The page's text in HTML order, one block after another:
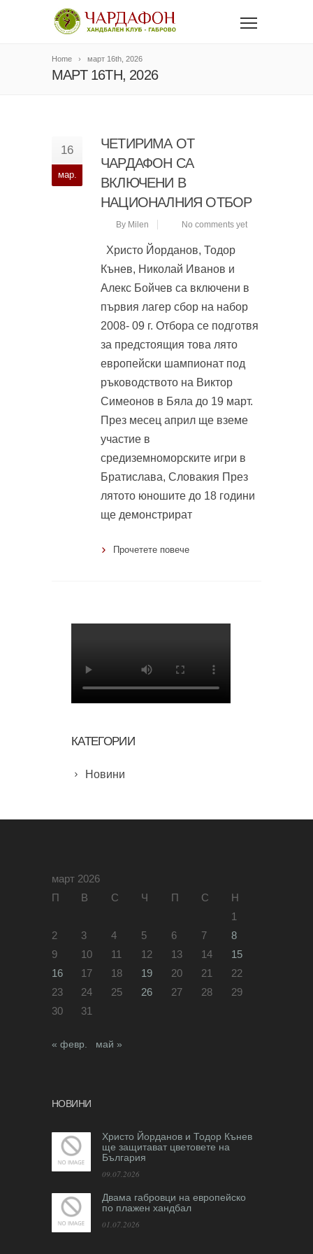
Home март 16th, 2026
МАРТ 16TH, 2026
16
мар.
ЧЕТИРИМА ОТ
ЧАРДАФОН СА
ВКЛЮЧЕНИ В
НАЦИОНАЛНИЯ ОТБОР
By Milen No comments yet
Христо Йорданов, Тодор
Кънев, Николай Иванов и
Алекс Бойчев са включени в
първия лагер сбор на набор
2008- 09 г. Отбора се подготвя
за предстоящия това лято
европейски шампионат под
ръководството на Виктор
Симеонов в Бяла до 19 март.
През месец април ще вземе
участие в
средиземноморските игри в
Братислава, Словакия През
лятото юношите до 18 години
ще демонстрират
Прочетете повече
КАТЕГОРИИ
Новини
март 2026
П
В С Ч П С
Н
1
2
3 4 5 6 7
8
9
10 11 12 13 14
15
16
17 18 19 20 21
22
23
24 25 26 27 28
29
30
31
« февр. май »
НОВИНИ
Христо Йорданов и Тодор Кънев
ще защитават цветовете на
България
09.07.2026
Двама габровци на европейско
по плажен хандбал
01.07.2026